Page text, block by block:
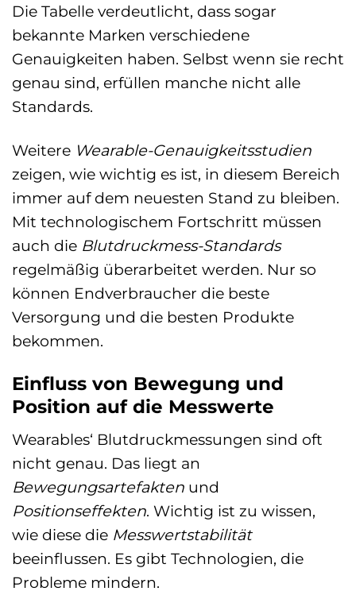
Die Tabelle verdeutlicht, dass sogar
bekannte Marken verschiedene
Genauigkeiten haben. Selbst wenn sie recht
genau sind, erfüllen manche nicht alle
Standards.
Weitere Wearable-Genauigkeitsstudien
zeigen, wie wichtig es ist, in diesem Bereich
immer auf dem neuesten Stand zu bleiben.
Mit technologischem Fortschritt müssen
auch die Blutdruckmess-Standards
regelmäßig überarbeitet werden. Nur so
können Endverbraucher die beste
Versorgung und die besten Produkte
bekommen.
Einfluss von Bewegung und
Position auf die Messwerte
Wearables‘ Blutdruckmessungen sind oft
nicht genau. Das liegt an
Bewegungsartefakten und
Positionseffekten. Wichtig ist zu wissen,
wie diese die Messwertstabilität
beeinflussen. Es gibt Technologien, die
Probleme mindern.